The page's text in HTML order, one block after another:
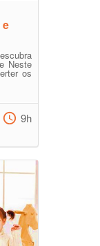
Neste
os
9h